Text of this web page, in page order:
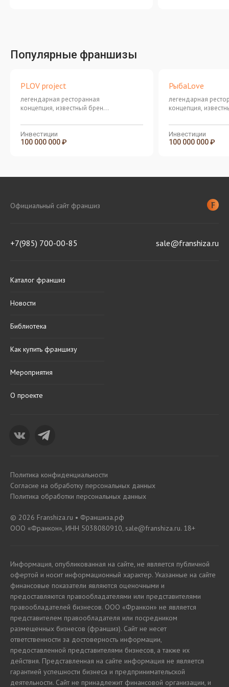
Популярные франшизы
PLOV project
легендарная ресторанная
концепция, известный бренд
Инвестиции
100 000 000 ₽
РыбаLove
легендарная
концепция,
Инвестиции
100 000 000 ₽
Официальный сайт франшиз
+7(985) 700-00-85 sale@franshiza.ru
Каталог франшиз
Новости
Библиотека
Как купить франшизу
Мероприятия
О проекте
Политика конфиденциальности
Согласие на обработку персональных данных
Политика обработки персональных данных
© 2026 Franshiza.ru • Франшиза.рф
ООО «Франкон», ИНН 5038080910, sale@franshiza.ru. 18+
Информация, опубликованная на сайте, не является публичной
офертой и носит информационный характер. Указанные на сайте
финансовые показатели являются оценочными и
предоставляются правообладателями или представителями
правообладателей бизнесов. ООО «Франкон» не является
представителем правообладателя или посредником
размещенных бизнесов (франшиз). Сайт не несет
ответственности за достоверность информации,
предоставленной представителями бизнесов, а также их
действия. Представленная на сайте информация не является
гарантией успешности бизнеса и предпринимательской
деятельности. Сайт не принадлежит финансовой организации, и